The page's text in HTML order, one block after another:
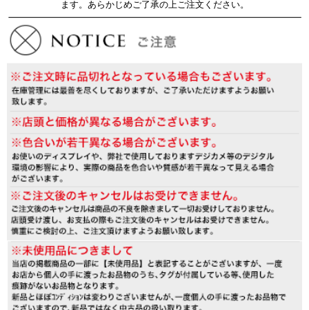
ます。あらかじめご了承の上ご注文ください。